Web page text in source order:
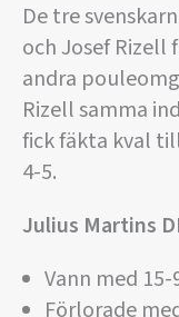
De tre
och Josef Rizell
andra
Rizell samma
fick fäkta kval
4-5.
Julius Martins
Vann med